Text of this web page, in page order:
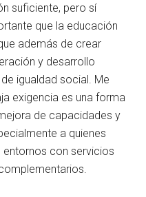
suficiente, pero sí
que la educación
además de crear
y desarrollo
igualdad social. Me
exigencia es una forma
de capacidades y
a quienes
con servicios